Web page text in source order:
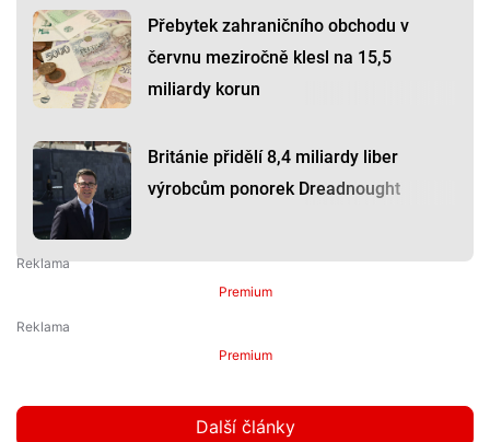
Přebytek zahraničního obchodu v
červnu meziročně klesl na 15,5
miliardy korun
Británie přidělí 8,4 miliardy liber
výrobcům ponorek Dreadnought
Premium
Premium
Další články